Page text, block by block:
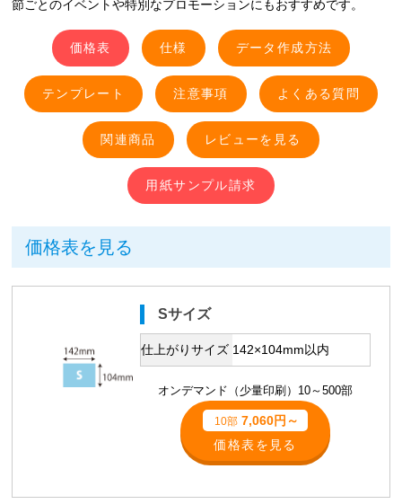
節ごとのイベントや特別なプロモーションにもおすすめです。
価格表 仕様 データ作成方法
テンプレート 注意事項 よくある質問
関連商品
用紙サンプル請求
価格表を見る
Sサイズ
仕上がりサイズ 142×104mm以内
オンデマンド（少量印刷）10～500部
10部 7,060円～
価格表を見る